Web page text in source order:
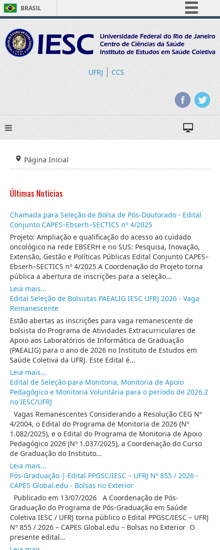
BRASIL
Comunica BR
Participe
UFRJ CCS
Página Inicial
Últimas Notícias
Chamada para Seleção de Bolsa de Pós-Doutorado - Edital
Conjunto CAPES–Ebserh–SECTICS nº 4/2025
Projeto: Ampliação e qualificação do acesso ao cuidado
oncológico na rede EBSERH e no SUS: Pesquisa, Inovação,
Extensão, Gestão e Políticas Públicas Edital Conjunto CAPES–
Ebserh–SECTICS nº 4/2025 A Coordenação do Projeto torna
pública a abertura de inscrições para a seleção…
Leia mais...
Edital Seleção de Bolsistas PAEALIG IESC UFRJ 2026 - Vaga
Remanescente
Estão abertas as inscrições para vaga remanescente de
bolsista do Programa de Atividades Extracurriculares de
Apoio aos Laboratórios de Informática de Graduação
(PAEALIG) para o ano de 2026 no Instituto de Estudos em
Saúde Coletiva da UFRJ. Este Edital é…
Leia mais...
Edital de Seleção para Monitoria, Monitoria de Apoio
Pedagógico e Monitoria Voluntária para o período de 2026.2
no IESC/UFRJ
Vagas Remanescentes Considerando a Resolução CEG Nº
4/2004, o Edital do Programa de Monitoria de 2026 (Nº
1.082/2025), e o Edital do Programa de Monitoria de Apoio
Pedagógico 2026 (Nº 1.037/2025), a Coordenação do Curso
de Graduação do Instituto…
Leia mais...
Pós-Graduação | Edital PPGSC/IESC – UFRJ Nº 855 / 2026 -
CAPES Global.edu - Bolsas no Exterior
Publicado em 13/07/2026 A Coordenação de Pós-
Graduação do Programa de Pós-Graduação em Saúde
Coletiva IESC / UFRJ torna público o Edital PPGSC/IESC – UFRJ
Nº 855 / 2026 – CAPES Global.edu – Bolsas no Exterior O
presente edital…